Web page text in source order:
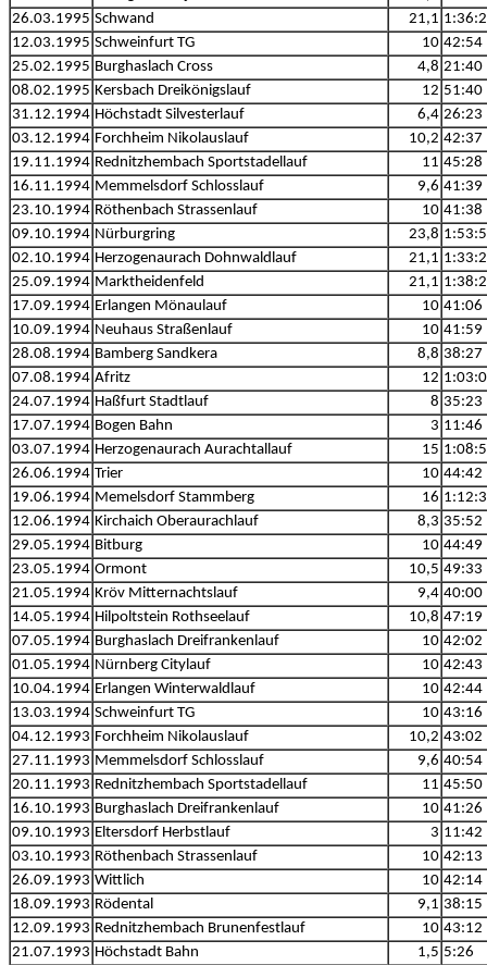
26.03.1995 Schwand 21,1
12.03.1995 Schweinfurt TG 10 42:54
25.02.1995 Burghaslach Cross 4,8 21:40
08.02.1995 Kersbach Dreikönigslauf 12 51:40
31.12.1994 Höchstadt Silvesterlauf 6,4 26:23
03.12.1994 Forchheim Nikolauslauf 10,2 42:37
19.11.1994 Rednitzhembach Sportstadellauf 11 45:28
16.11.1994 Memmelsdorf Schlosslauf 9,6 41:39
23.10.1994 Röthenbach Strassenlauf 10 41:38
09.10.1994 Nürburgring 23,8
02.10.1994 Herzogenaurach Dohnwaldlauf 21,1
25.09.1994 Marktheidenfeld 21,1
17.09.1994 Erlangen Mönaulauf 10 41:06
10.09.1994 Neuhaus Straßenlauf 10 41:59
28.08.1994 Bamberg Sandkera 8,8 38:27
07.08.1994 Afritz 12
24.07.1994 Haßfurt Stadtlauf 8 35:23
17.07.1994 Bogen Bahn 3 11:46
03.07.1994 Herzogenaurach Aurachtallauf 15
26.06.1994 Trier 10 44:42
19.06.1994 Memelsdorf Stammberg 16
12.06.1994 Kirchaich Oberaurachlauf 8,3 35:52
29.05.1994 Bitburg 10 44:49
23.05.1994 Ormont 10,5 49:33
21.05.1994 Kröv Mitternachtslauf 9,4 40:00
14.05.1994 Hilpoltstein Rothseelauf 10,8 47:19
07.05.1994 Burghaslach Dreifrankenlauf 10 42:02
01.05.1994 Nürnberg Citylauf 10 42:43
10.04.1994 Erlangen Winterwaldlauf 10 42:44
13.03.1994 Schweinfurt TG 10 43:16
04.12.1993 Forchheim Nikolauslauf 10,2 43:02
27.11.1993 Memmelsdorf Schlosslauf 9,6 40:54
20.11.1993 Rednitzhembach Sportstadellauf 11 45:50
16.10.1993 Burghaslach Dreifrankenlauf 10 41:26
09.10.1993 Eltersdorf Herbstlauf 3 11:42
03.10.1993 Röthenbach Strassenlauf 10 42:13
26.09.1993 Wittlich 10 42:14
18.09.1993 Rödental 9,1 38:15
12.09.1993 Rednitzhembach Brunenfestlauf 10 43:12
21.07.1993 Höchstadt Bahn 1,5 5:26